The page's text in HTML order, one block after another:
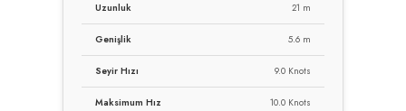
Uzunluk 21 m
Genişlik 5.6 m
Seyir Hızı 9.0 Knots
Maksimum Hız 10.0 Knots